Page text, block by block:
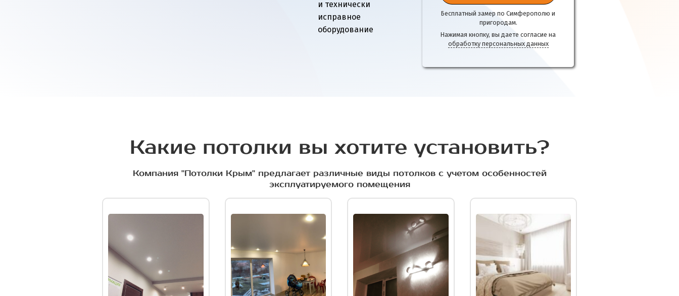
и технически
исправное
оборудование
Бесплатный замер по Симферополю и
пригородам.
Нажимая кнопку, вы даете согласие на
обработку персональных данных
Какие потолки вы хотите установить?
Компания "Потолки Крым" предлагает различные виды потолков с учетом особенностей
эксплуатируемого помещения